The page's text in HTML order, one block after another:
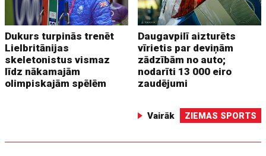
Dukurs turpinās trenēt
Lielbritānijas
skeletonistus vismaz
līdz nākamajām
olimpiskajām spēlēm
Daugavpilī aizturēts
vīrietis par deviņām
zādzībām no auto;
nodarīti 13 000 eiro
zaudējumi
Vairāk ZIEMAS SPORTS